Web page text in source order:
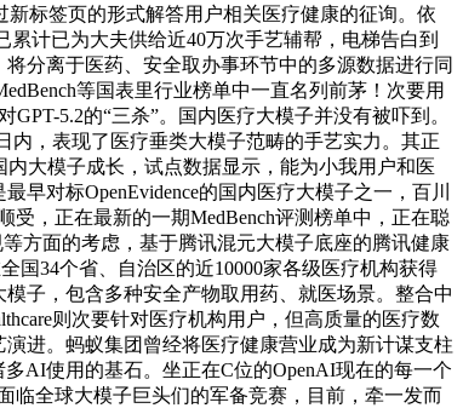
新标签页的形式解答用户相关医疗健康的征询。依
计已为大夫供给近40万次手艺辅帮，电梯告白到
分离于医药、安全取办事环节中的多源数据进行同
等国表里行业榜单中一直名列前茅！次要用
5.2的“三杀”。国内医疗大模子并没有被吓到。
内，表现了医疗垂类大模子范畴的手艺实力。其正
大模子成长，试点数据显示，能为小我用户和医
对标OpenEvidence的国内医疗大模子之一，百川
受，正在最新的一期MedBench评测榜单中，正在聪
方面的考虑，基于腾讯混元大模子底座的腾讯健康
国34个省、自治区的近10000家各级医疗机构获得
子，包含多种安全产物取用药、就医场景。整合中
则次要针对医疗机构用户，但高质量的医疗数
进。蚂蚁集团曾经将医疗健康营业成为新计谋支柱
AI使用的基石。坐正在C位的OpenAI现在的每一个
临全球大模子巨头们的军备竞赛，目前，牵一发而